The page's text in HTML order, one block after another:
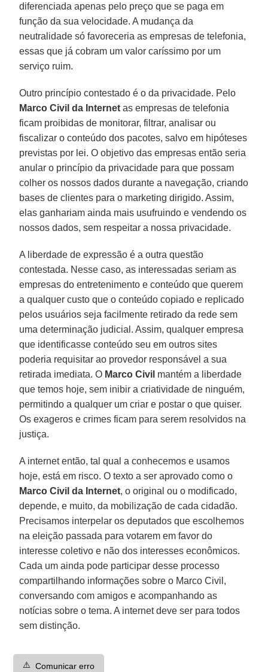
diferenciada apenas pelo preço que se paga em
função da sua velocidade. A mudança da
neutralidade só favoreceria as empresas de telefonia,
essas que já cobram um valor caríssimo por um
serviço ruim.
Outro princípio contestado é o da privacidade. Pelo
Marco Civil da Internet as empresas de telefonia
ficam proibidas de monitorar, filtrar, analisar ou
fiscalizar o conteúdo dos pacotes, salvo em hipóteses
previstas por lei. O objetivo das empresas então seria
anular o princípio da privacidade para que possam
colher os nossos dados durante a navegação, criando
bases de clientes para o marketing dirigido. Assim,
elas ganhariam ainda mais usufruindo e vendendo os
nossos dados, sem respeitar a nossa privacidade.
A liberdade de expressão é a outra questão
contestada. Nesse caso, as interessadas seriam as
empresas do entretenimento e conteúdo que querem
a qualquer custo que o conteúdo copiado e replicado
pelos usuários seja facilmente retirado da rede sem
uma determinação judicial. Assim, qualquer empresa
que identificasse conteúdo seu em outros sites
poderia requisitar ao provedor responsável a sua
retirada imediata. O Marco Civil mantém a liberdade
que temos hoje, sem inibir a criatividade de ninguém,
permitindo a qualquer um criar e postar o que quiser.
Os exageros e crimes ficam para serem resolvidos na
justiça.
A internet então, tal qual a conhecemos e usamos
hoje, está em risco. O texto a ser aprovado como o
Marco Civil da Internet, o original ou o modificado,
depende, e muito, da mobilização de cada cidadão.
Precisamos interpelar os deputados que escolhemos
na eleição passada para votarem em favor do
interesse coletivo e não dos interesses econômicos.
Cada um ainda pode participar desse processo
compartilhando informações sobre o Marco Civil,
conversando com amigos e acompanhando as
notícias sobre o tema. A internet deve ser para todos
sem distinção.
⚠️ Comunicar erro